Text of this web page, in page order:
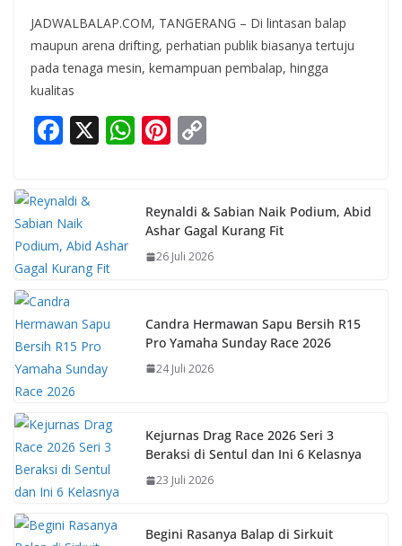
JADWALBALAP.COM, TANGERANG – Di lintasan balap
maupun arena drifting, perhatian publik biasanya tertuju
pada tenaga mesin, kemampuan pembalap, hingga
kualitas
F
e
b
o
o
k
X W
s
A
p
Pi
e
st
y
Li
n
Reynaldi & Sabian Naik Podium, Abid
Ashar Gagal Kurang Fit
26 Juli 2026
Candra Hermawan Sapu Bersih R15
Pro Yamaha Sunday Race 2026
24 Juli 2026
Kejurnas Drag Race 2026 Seri 3
Beraksi di Sentul dan Ini 6 Kelasnya
23 Juli 2026
Begini Rasanya Balap di Sirkuit